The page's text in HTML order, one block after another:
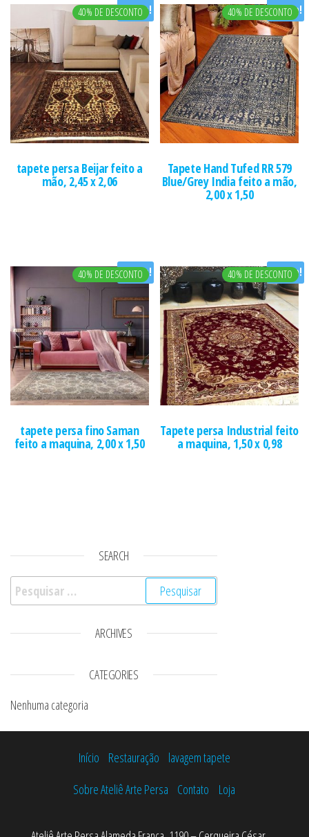
Oferta!
40% DE DESCONTO
tapete persa Beijar feito a
mão, 2,45 x 2,06
Oferta!
40% DE DESCONTO
Tapete Hand Tufed RR 579
Blue/Grey India feito a mão,
2,00 x 1,50
Oferta!
40% DE DESCONTO
tapete persa fino Saman
feito a maquina, 2,00 x 1,50
Oferta!
40% DE DESCONTO
Tapete persa Industrial feito
a maquina, 1,50 x 0,98
SEARCH
Pesquisar por:
ARCHIVES
CATEGORIES
Nenhuma categoria
Início Restauração
lavagem tapete
Sobre Ateliê Arte Persa
Contato Loja